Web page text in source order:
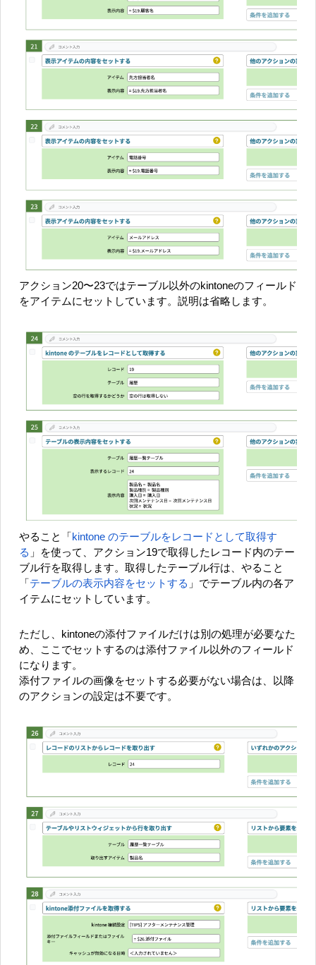
アクション20〜23ではテーブル以外のkintoneのフィールド
をアイテムにセットしています。説明は省略します。
やること「 kintone のテーブルをレコードとして取得す
る 」を使って、アクション19で取得したレコード内のテー
ブル行を取得します。取得したテーブル行は、やること
「 テーブルの表示内容をセットする 」でテーブル内の各ア
イテムにセットしています。
ただし、kintoneの添付ファイルだけは別の処理が必要なた
め、ここでセットするのは添付ファイル以外のフィールド
になります。
添付ファイルの画像をセットする必要がない場合は、以降
のアクションの設定は不要です。